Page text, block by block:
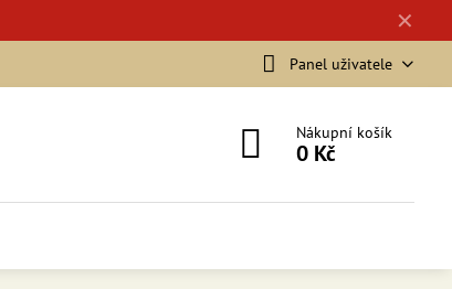
✕
Panel uživatele
Nákupní košík
0 Kč